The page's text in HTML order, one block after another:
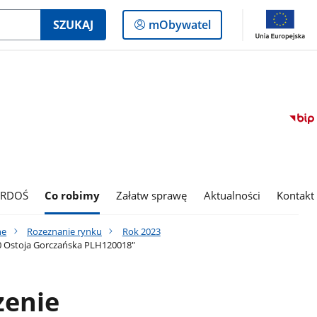
SZUKAJ
Logowanie
do
mObywatel
Co robimy Załatw sprawę Aktualności Kontakt
Rozeznanie rynku
Rok 2023
Gorczańska PLH120018"